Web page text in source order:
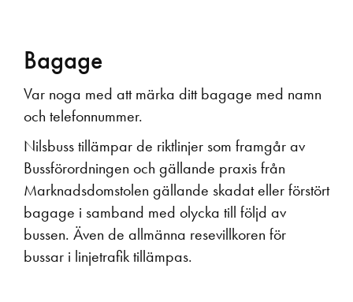
Bagage
Var noga med att märka ditt bagage med namn
och telefonnummer.
Nilsbuss tillämpar de riktlinjer som framgår av
Bussförordningen och gällande praxis från
Marknadsdomstolen gällande skadat eller förstört
bagage i samband med olycka till följd av
bussen. Även de allmänna resevillkoren för
bussar i linjetrafik tillämpas.